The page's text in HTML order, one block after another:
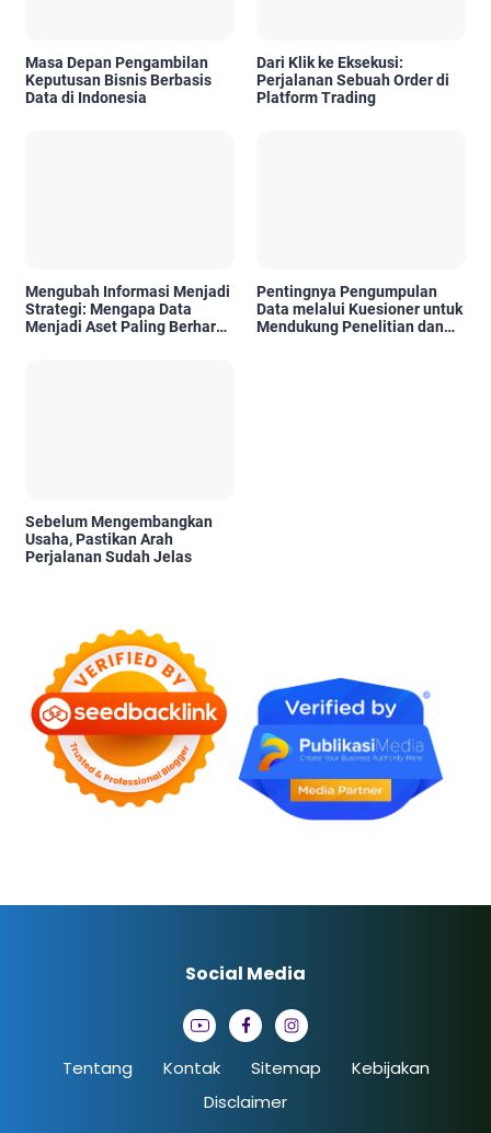
Masa Depan Pengambilan
Keputusan Bisnis Berbasis
Data di Indonesia
Dari Klik ke Eksekusi:
Perjalanan Sebuah Order di
Platform Trading
Mengubah Informasi Menjadi
Strategi: Mengapa Data
Menjadi Aset Paling Berharga
Pentingnya Pengumpulan
Data melalui Kuesioner untuk
Mendukung Penelitian dan
Sebelum Mengembangkan
Usaha, Pastikan Arah
Perjalanan Sudah Jelas
Tentang Kontak Sitemap
Kebijakan
Disclaimer
Social Media